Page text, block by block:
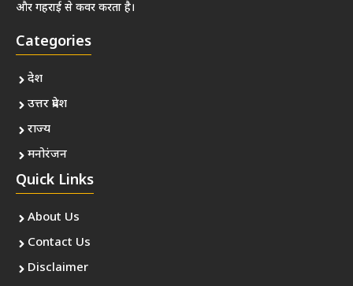
और गहराई से कवर करता है।
Categories
देश
उत्तर प्रदेश
राज्य
मनोरंजन
Quick Links
About Us
Contact Us
Disclaimer